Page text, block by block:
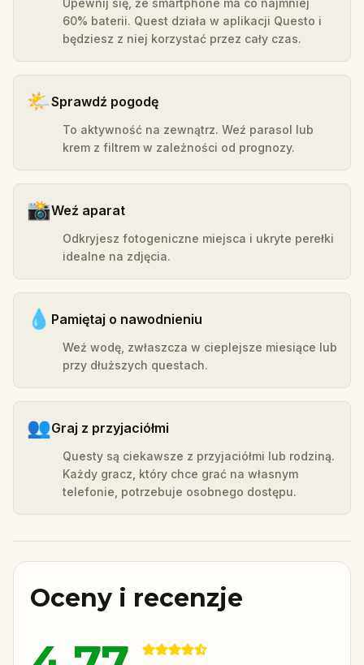
60% baterii. Quest działa w aplikacji Questo i
będziesz z niej korzystać przez cały czas.
🌤️Sprawdź pogodę
To aktywność na zewnątrz. Weź parasol lub
krem z filtrem w zależności od prognozy.
📸Weź aparat
Odkryjesz fotogeniczne miejsca i ukryte perełki
idealne na zdjęcia.
💧 Pamiętaj o nawodnieniu
Weź wodę, zwłaszcza w cieplejsze miesiące lub
przy dłuższych questach.
👥Graj z przyjaciółmi
Questy są ciekawsze z przyjaciółmi lub rodziną.
Każdy gracz, który chce grać na własnym
telefonie, potrzebuje osobnego dostępu.
Oceny i recenzje